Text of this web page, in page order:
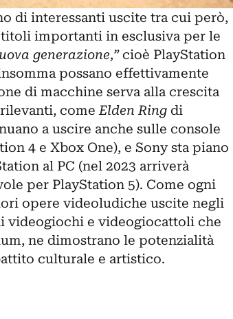
di interessanti uscite tra cui però,
importanti in esclusiva per le
generazione,”cioè PlayStation
possano effettivamente
di macchine serva alla crescita
comeElden Ringdi
a uscire anche sulle console
4 e Xbox One), e Sony sta piano
al PC (nel 2023 arriverà
per PlayStation 5). Come ogni
opere videoludiche uscite negli
videogiochi e videogiocattoliche
ne dimostrano le potenzialità
culturale e artistico.